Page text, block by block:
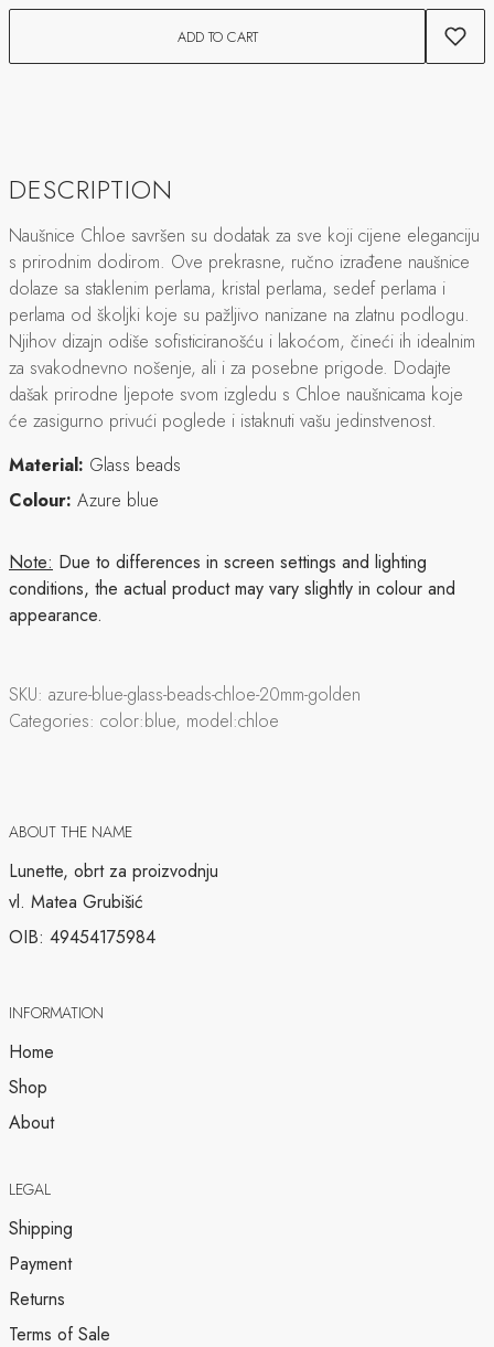
ADD TO CART
DESCRIPTION
Naušnice Chloe savršen su dodatak za sve koji cijene eleganciju
s prirodnim dodirom. Ove prekrasne, ručno izrađene naušnice
dolaze sa staklenim perlama, kristal perlama, sedef perlama i
perlama od školjki koje su pažljivo nanizane na zlatnu podlogu.
Njihov dizajn odiše sofisticiranošću i lakoćom, čineći ih idealnim
za svakodnevno nošenje, ali i za posebne prigode. Dodajte
dašak prirodne ljepote svom izgledu s Chloe naušnicama koje
će zasigurno privući poglede i istaknuti vašu jedinstvenost.
Material: Glass beads
Colour: Azure blue
Note: Due to differences in screen settings and lighting
conditions, the actual product may vary slightly in colour and
appearance.
SKU: azure-blue-glass-beads-chloe-20mm-golden
Categories: color:blue, model:chloe
ABOUT THE NAME
Lunette, obrt za proizvodnju
vl. Matea Grubišić
OIB: 49454175984
INFORMATION
Home
Shop
About
LEGAL
Shipping
Payment
Returns
Terms of Sale